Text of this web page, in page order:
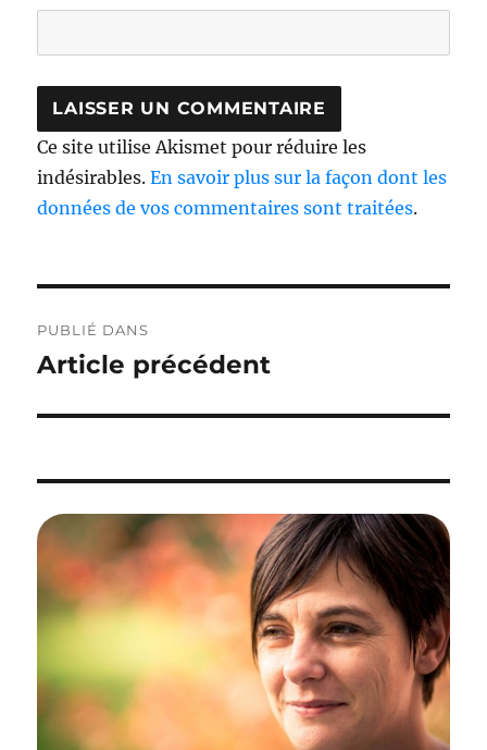
Ce site utilise Akismet pour réduire les
indésirables.En savoir plus sur la façon dont les
données de vos commentaires sont traitées.
de
l’article
PUBLIÉ DANS
Article précédent